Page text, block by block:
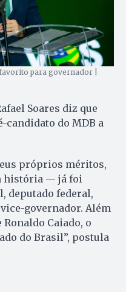
para governador |
Soares diz que
do MDB a
próprios méritos,
história — já foi
deputado federal,
governador. Além
Caiado, o
do Brasil”, postula